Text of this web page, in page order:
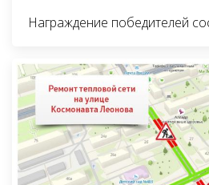
Награждение победителей